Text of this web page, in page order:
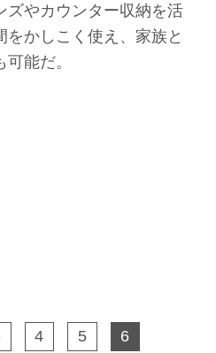
ズやカウンター収納を活
をかしこく使え、家族と
能だ。
4 5 6